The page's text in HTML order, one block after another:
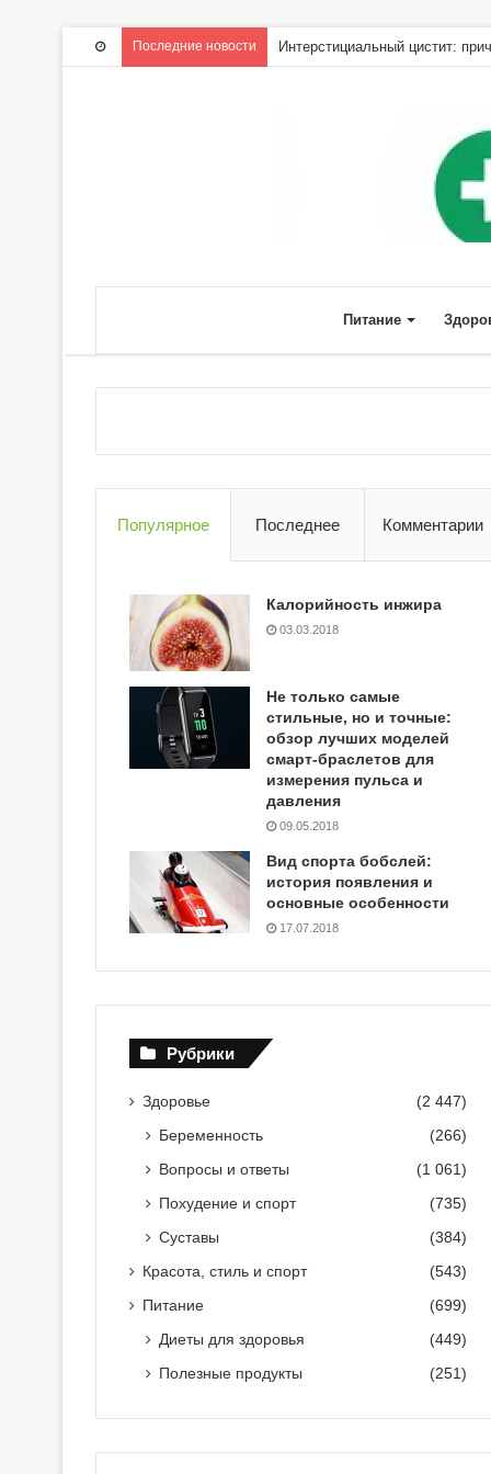
Последние новости Интерстициальный цистит:
Питание
Популярное Последнее Комментарии
Калорийность инжира
03.03.2018
Не только самые
стильные, но и точные:
обзор лучших моделей
смарт-браслетов для
измерения пульса и
давления
09.05.2018
Вид спорта бобслей:
история появления и
основные особенности
17.07.2018
Рубрики
Здоровье (2 447)
Беременность
(266)
Вопросы и ответы
(1 061)
Похудение и спорт
(735)
Суставы
(384)
Красота, стиль и спорт (543)
Питание (699)
Диеты для здоровья
(449)
Полезные продукты
(251)